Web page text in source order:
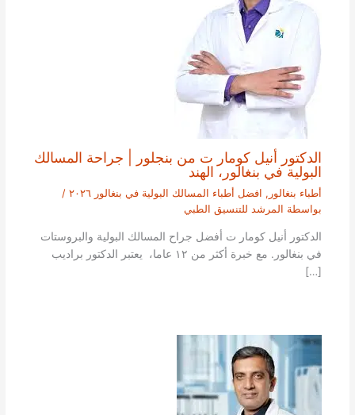
الدكتور أنيل كومار ت من بنجلور | جراحة المسالك
البولية في بنغالور، الهند
أطباء بنغالور , افضل أطباء المسالك البولية في بنغالور ٢٠٢٦
/
بواسطة المرشد للتنسيق الطبي
الدكتور أنيل كومار ت أفضل جراح المسالك البولية والبروستات
في بنغالور. مع خبرة أكثر من ١٢ عاما، يعتبر الدكتور براديب
[…]